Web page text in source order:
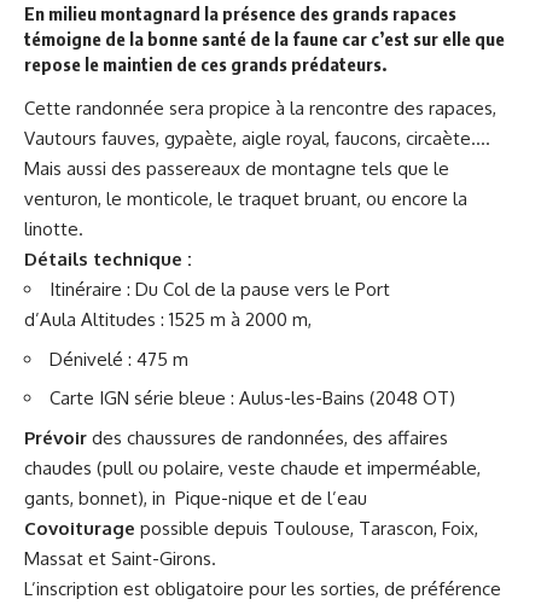
En milieu montagnard la présence des grands rapaces
témoigne de la bonne santé de la faune car c’est sur elle que
repose le maintien de ces grands prédateurs.
Cette randonnée sera propice à la rencontre des rapaces,
Vautours fauves, gypaète, aigle royal, faucons, circaète….
Mais aussi des passereaux de montagne tels que le
venturon, le monticole, le traquet bruant, ou encore la
linotte.
Détails technique :
Itinéraire : Du Col de la pause vers le Port
d’Aula Altitudes : 1525 m à 2000 m,
Dénivelé : 475 m
Carte IGN série bleue : Aulus-les-Bains (2048 OT)
Prévoir des chaussures de randonnées, des affaires
chaudes (pull ou polaire, veste chaude et imperméable,
gants, bonnet), in Pique-nique et de l’eau
Covoiturage possible depuis Toulouse, Tarascon, Foix,
Massat et Saint-Girons.
L’inscription est obligatoire pour les sorties, de préférence